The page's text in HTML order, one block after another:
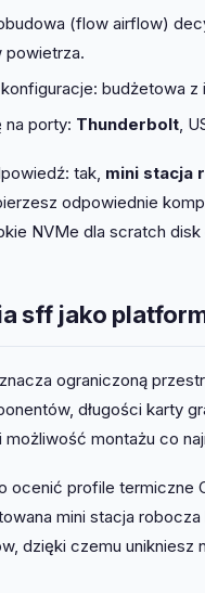
(flow airflow)
powietrza.
budżetowa
na porty: Thunderbolt,
tak, mini stacja
odpowiednie
NVMe dla scratch
sff jako
ograniczoną
długości karty
montażu co
ocenić profile termiczne
mini stacja
dzięki czemu unikniesz